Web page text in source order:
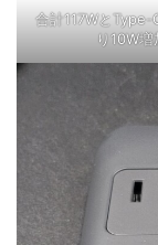
合計117WとType-
り10W増